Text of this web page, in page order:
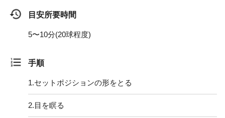
目安所要時間
5〜10分(20球程度)
手順
1.セットポジションの形をとる
2.目を瞑る